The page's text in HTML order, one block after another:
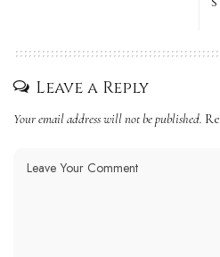
Leave a Reply
Your email address will not be published.